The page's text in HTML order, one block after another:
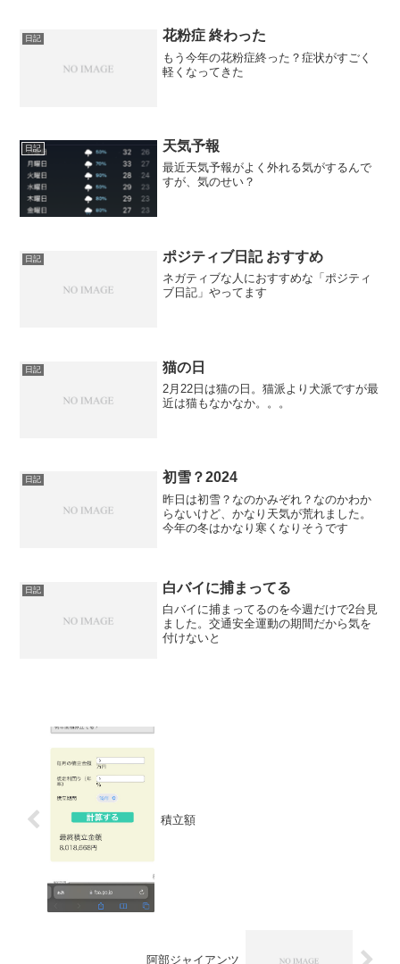
日記 花粉症 終わった
もう今年の花粉症終った？症状がすごく
軽くなってきた
日記 天気予報
最近天気予報がよく外れる気がするんで
すが、気のせい？
日記 ポジティブ日記 おすすめ
ネガティブな人におすすめな「ポジティ
ブ日記」やってます
日記 猫の日
2月22日は猫の日。猫派より犬派ですが最
近は猫もなかなか。。。
日記 初雪？2024
昨日は初雪？なのかみぞれ？なのかわか
らないけど、かなり天気が荒れました。
今年の冬はかなり寒くなりそうです
日記 白バイに捕まってる
白バイに捕まってるのを今週だけで2台見
ました。交通安全運動の期間だから気を
付けないと
積立額
阿部ジャイアンツ